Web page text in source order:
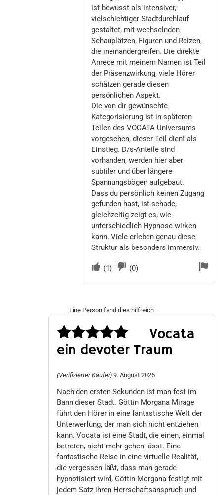
ist bewusst als intensiver,
vielschichtiger Stadtdurchlauf
gestaltet, mit wechselnden
Schauplätzen, Figuren und Reizen,
die ineinandergreifen. Die direkte
Anrede mit meinem Namen ist Teil
der Präsenzwirkung, viele Hörer
schätzen gerade diesen
persönlichen Aspekt.
Die von dir gewünschte
Kategorisierung ist in späteren
Teilen des VOCATA-Universums
vorgesehen, dieser Teil dient als
Einstieg. D/s-Anteile sind
vorhanden, werden hier aber
subtiler und über längere
Spannungsbögen aufgebaut.
Dass du persönlich keinen Zugang
gefunden hast, ist schade,
gleichzeitig zeigt es, wie
unterschiedlich Hypnose wirken
kann. Viele erleben genau diese
Struktur als besonders immersiv.
(1) (0)
Eine Person fand dies hilfreich
Bewertet
Vocata
ein devoter Traum
(Verifizierter Käufer) 9. August 2025
Nach den ersten Sekunden ist man fest im
Bann dieser Stadt. Göttin Morgana Mirage
führt den Hörer in eine fantastische Welt der
Unterwerfung, der man sich nicht entziehen
kann. Vocata ist eine Stadt, die einen, einmal
betreten, nicht mehr gehen lässt. Eine
fantastische Reise in eine virtuelle Realität,
die vergessen läßt, dass man gerade
hypnotisiert wird, Göttin Morgana festigt mit
jedem Satz ihren Herrschaftsanspruch und